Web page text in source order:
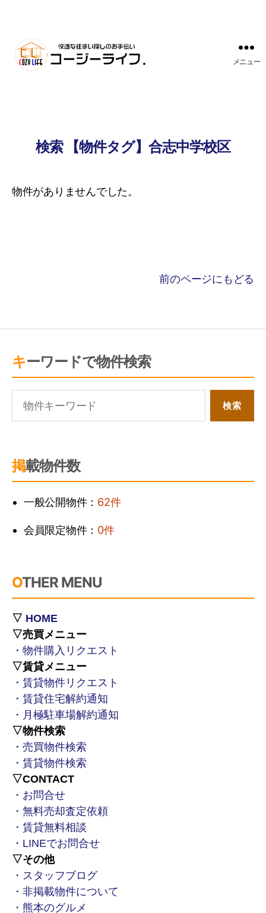
メニュー
検索 【物件タグ】合志中学校区
物件がありませんでした。
前のページにもどる
キーワードで物件検索
掲載物件数
一般公開物件： 62件
会員限定物件： 0件
OTHER MENU
▽ HOME
▽売買メニュー
・物件購入リクエスト
▽賃貸メニュー
・賃貸物件リクエスト
・賃貸住宅解約通知
・月極駐車場解約通知
▽物件検索
・売買物件検索
・賃貸物件検索
▽CONTACT
・お問合せ
・無料売却査定依頼
・賃貸無料相談
・LINEでお問合せ
▽その他
・スタッフブログ
・非掲載物件について
・熊本のグルメ